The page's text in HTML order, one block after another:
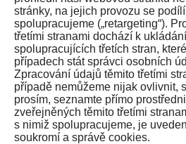
stránky, na jejich provozu se
spolupracujeme („retargeting“).
třetími stranami dochází k
spolupracujících třetích stran,
případech stát správci osobních
Zpracování údajů těmito třetími
případě nemůžeme nijak ovlivnit,
prosím, seznamte přímo
zveřejněných těmito třetími
s nimiž spolupracujeme, je
soukromí a správě cookies.